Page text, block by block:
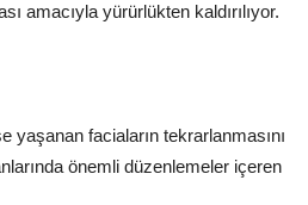
amacıyla yürürlükten kaldırılıyor.
faciaların tekrarlanmasını
önemli düzenlemeler içeren